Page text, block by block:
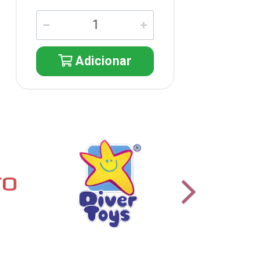
Adicionar